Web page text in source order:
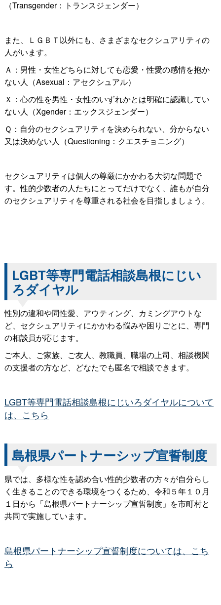
（Transgender：トランスジェンダー）
また、ＬＧＢＴ以外にも、さまざまなセクシュアリティの
人がいます。
Ａ：男性・女性どちらに対しても恋愛・性愛の感情を抱か
ない人（Asexual：アセクシュアル）
Ｘ：心の性を男性・女性のいずれかとは明確に認識してい
ない人（Xgender：エックスジェンダー）
Ｑ：自分のセクシュアリティを決められない、分からない
又は決めない人（Questioning：クエスチョニング）
セクシュアリティは個人の尊厳にかかわる大切な問題で
す。性的少数者の人たちにとってだけでなく、誰もが自分
のセクシュアリティを尊重される社会を目指しましょう。
LGBT等専門電話相談島根にじい
ろダイヤル
性別の違和や同性愛、アウティング、カミングアウトな
ど、セクシュアリティにかかわる悩みや困りごとに、専門
の相談員が応じます。
ご本人、ご家族、ご友人、教職員、職場の上司、相談機関
の支援者の方など、どなたでも匿名で相談できます。
LGBT等専門電話相談島根にじいろダイヤルについて
は、こちら
島根県パートナーシップ宣誓制度
県では、多様な性を認め合い性的少数者の方々が自分らし
く生きることのできる環境をつくるため、令和５年１０月
１日から「島根県パートナーシップ宣誓制度」を市町村と
共同で実施しています。
島根県パートナーシップ宣誓制度については、こち
ら